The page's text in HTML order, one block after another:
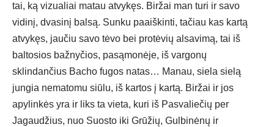
tai, ką vizualiai matau atvykęs. Biržai man turi ir savo
vidinį, dvasinį balsą. Sunku paaiškinti, tačiau kas kartą
atvykęs, jaučiu savo tėvo bei protėvių alsavimą, tai iš
baltosios bažnyčios, pasąmonėje, iš vargonų
sklindančius Bacho fugos natas… Manau, siela sielą
jungia nematomu siūlu, iš kartos į kartą. Biržai ir jos
apylinkės yra ir liks ta vieta, kuri iš Pasvaliečių per
Jagaudžius, nuo Suosto iki Grūžių, Gulbinėnų ir